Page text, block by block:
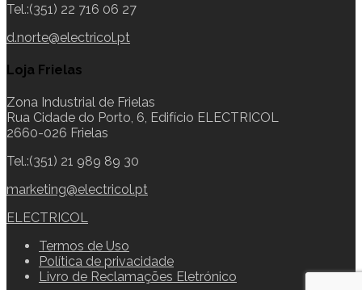
Tel.:(351) 22 716 06 27
d.norte@electricol.pt
Loja Frielas
Zona Industrial de Frielas
Rua Cidade do Porto, 6, Edifício ELECTRICOL
2660-026 Frielas
Tel.:(351) 21 989 89 30
marketing@electricol.pt
ELECTRICOL
Termos de Uso
Política de privacidade
Livro de Reclamações Eletrónico